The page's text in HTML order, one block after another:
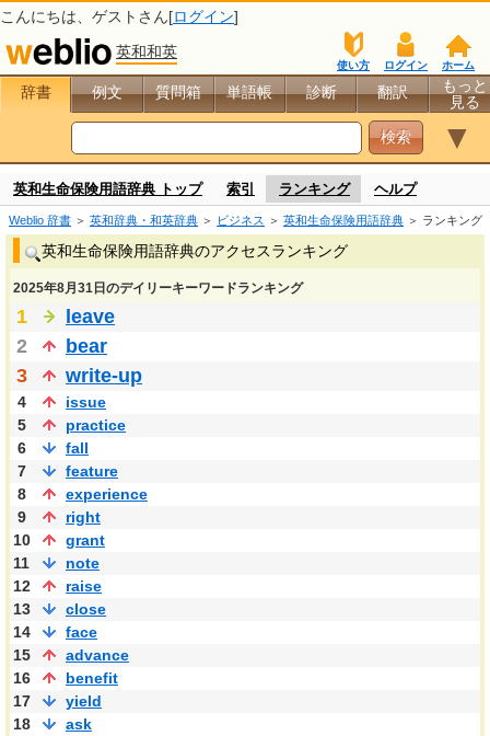
こんにちは、 ゲスト さん[ログイン]
英和和英
ホーム
ログイン
使い方
辞書 例文 質問箱 単語帳 診断 翻訳
もっと
見る
▼
英和生命保険用語辞典 トップ 索引 ランキング ヘルプ
Weblio 辞書 ＞ 英和辞典・和英辞典 ＞ ビジネス ＞ 英和生命保険用語辞典 ＞ ランキング
英和生命保険用語辞典のアクセスランキング
2025年8月31日のデイリーキーワードランキング
1
leave
2
bear
3
write-up
4
issue
5
practice
6
fall
7
feature
8
experience
9
right
10
grant
11
note
12
raise
13
close
14
face
15
advance
16
benefit
17
yield
18
ask